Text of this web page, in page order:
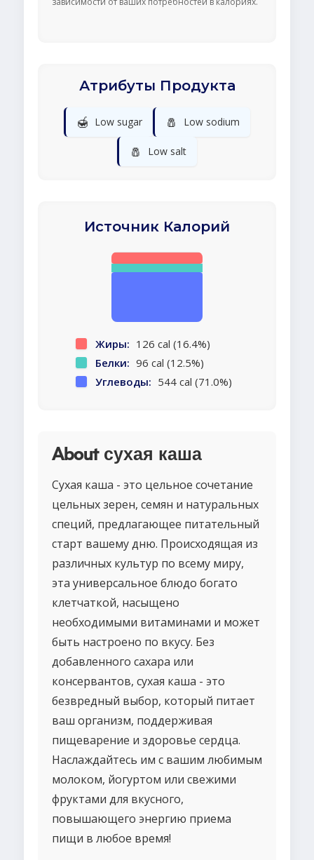
Атрибуты Продукта
🍯 Low sugar 🧂 Low sodium
🧂 Low salt
Источник Калорий
Жиры: 126 cal (16.4%)
Белки: 96 cal (12.5%)
Углеводы: 544 cal (71.0%)
About сухая каша
Сухая каша - это цельное сочетание
цельных зерен, семян и натуральных
специй, предлагающее питательный
старт вашему дню. Происходящая из
различных культур по всему миру,
эта универсальное блюдо богато
клетчаткой, насыщено
необходимыми витаминами и может
быть настроено по вкусу. Без
добавленного сахара или
консервантов, сухая каша - это
безвредный выбор, который питает
ваш организм, поддерживая
пищеварение и здоровье сердца.
Наслаждайтесь им с вашим любимым
молоком, йогуртом или свежими
фруктами для вкусного,
повышающего энергию приема
пищи в любое время!